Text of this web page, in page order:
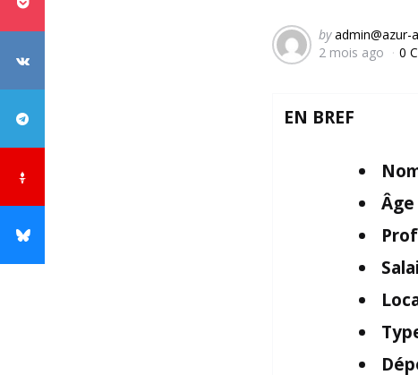
Posted
by
by admin@azur-
2 mois ago
0
EN BREF
Âge